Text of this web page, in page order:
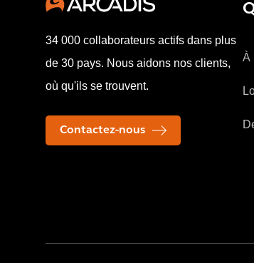
34 000 collaborateurs actifs dans plus
de 30 pays. Nous aidons nos clients,
où qu'ils se trouvent.
Contactez-nous
À